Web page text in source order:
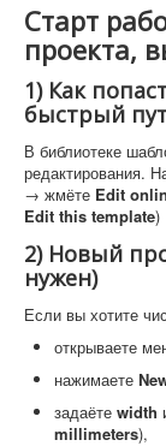
Старт
проекта,
1) Как
быстрый
В библиотеке
редактирования.
→ жмёте Edit
Edit this template)
2) Новый
нужен)
Если вы хотите
открываете
нажимаете
задаёте width
millimeters),